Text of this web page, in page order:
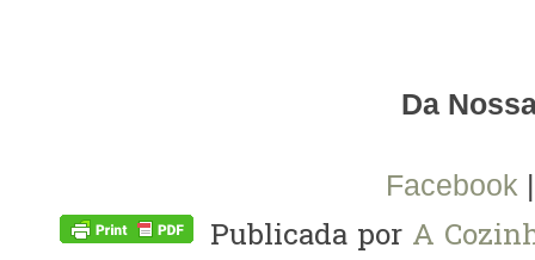
Da
Facebook
Publicada por A